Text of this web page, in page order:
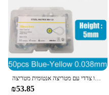
מטריצה שיניים חדשות מטריצות מתכת 5 מ "מ דו צדדי עם מטריצה אנטומית מטריצה m6
₪53.85